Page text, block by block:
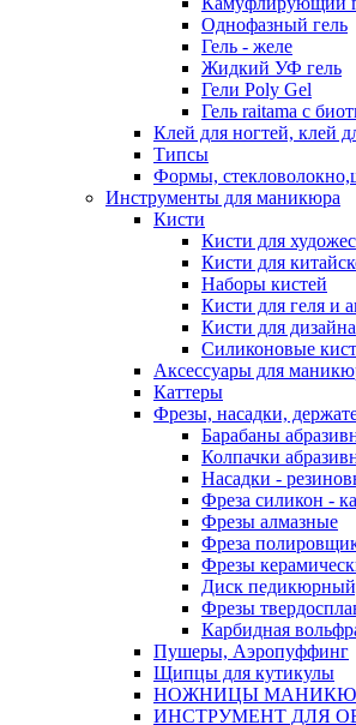
Однофазный гель
Гель - желе
Жидкий УФ гель
Гели Poly Gel
Гель raitama с
Клей для ногтей, клей
Типсы
Формы,
Инструменты для маникюра
Кисти
Кисти для
Кисти для
Наборы кистей
Кисти для геля и
Кисти для дизайна
Силиконовые
Аксессуары для
Каттеры
Фрезы, насадки,
Барабаны
Колпачки
Насадки -
Фреза силикон -
Фрезы алмазные
Фреза
Фрезы
Диск
Фрезы
Карбидная
Пушеры, Аэропуффинг
Щипцы для кутикулы
НОЖНИЦЫ
ИНСТРУМЕНТ ДЛЯ